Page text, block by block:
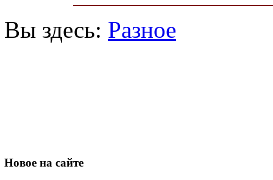
Вы здесь: Разное
Новое на сайте